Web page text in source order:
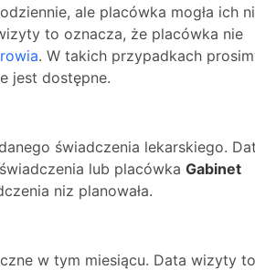
ale placówka mogła ich
to oznacza, że placówka nie
. W takich przypadkach
jest dostępne.
świadczenia lekarskiego.
lub placówka Gabinet
niz planowała.
w tym miesiącu. Data wizyty to